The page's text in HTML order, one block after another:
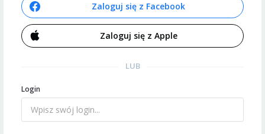
Zaloguj się z Facebook
Zaloguj się z Apple
LUB
Login